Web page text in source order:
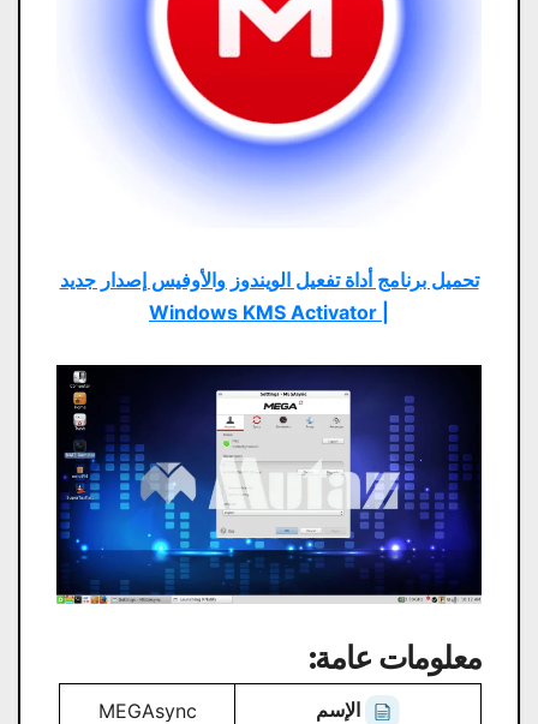
تحميل برنامج أداة تفعيل الويندوز والأوفيس إصدار جديد
معلومات عامة:
الإسم MEGAsync